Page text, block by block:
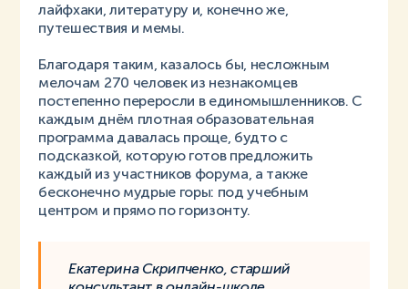
лайфхаки, литературу и, конечно же,
путешествия и мемы.
Благодаря таким, казалось бы, несложным
мелочам 270 человек из незнакомцев
постепенно переросли в единомышленников. С
каждым днём плотная образовательная
программа давалась проще, будто с
подсказкой, которую готов предложить
каждый из участников форума, а также
бесконечно мудрые горы: под учебным
центром и прямо по горизонту.
Екатерина Скрипченко, старший